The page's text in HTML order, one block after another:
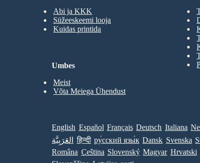
Abi ja KKK
Süžeeskeemi looja
Kuidas printida
Umbes
Meist
Võta Meiega Ühendust
English Español Français Deutsch Italiana
العَرَبِيَّة
हिन्दी ру́сский язы́к Dansk Svenska
Româna Ceština Slovenský Magyar Hrvatski